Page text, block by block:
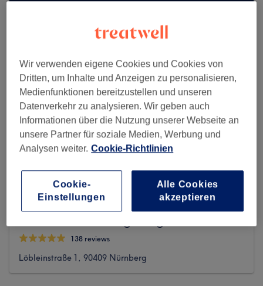
Starfriseur Gino Mineo Deutschland´s
138 reviews
Löbleinstraße 1, 90409 Nürnberg
Wir verwenden eigene Cookies und Cookies von
Dritten, um Inhalte und Anzeigen zu personalisieren,
Medienfunktionen bereitzustellen und unseren
Datenverkehr zu analysieren. Wir geben auch
Informationen über die Nutzung unserer Webseite an
unsere Partner für soziale Medien, Werbung und
Analysen weiter. Cookie-Richtlinien
Cookie-
Einstellungen
Alle Cookies
akzeptieren